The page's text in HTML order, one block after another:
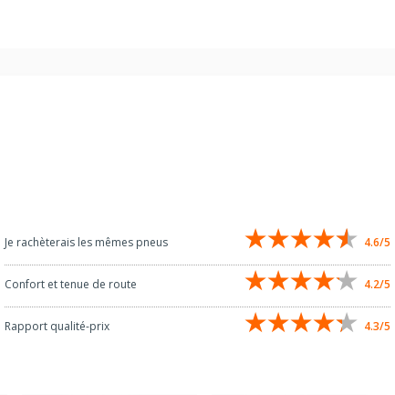
Je rachèterais les mêmes pneus 4.6/5
Confort et tenue de route 4.2/5
Rapport qualité-prix 4.3/5